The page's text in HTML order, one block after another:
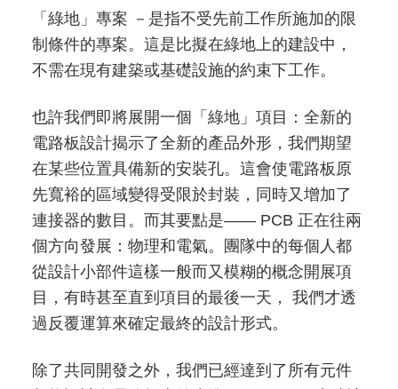
「綠地」專案 －是指不受先前工作所施加的限
制條件的專案。這是比擬在綠地上的建設中，
不需在現有建築或基礎設施的約束下工作。
也許我們即將展開一個「綠地」項目：全新的
電路板設計揭示了全新的產品外形，我們期望
在某些位置具備新的安裝孔。這會使電路板原
先寬裕的區域變得受限於封裝，同時又增加了
連接器的數目。而其要點是—— PCB 正在往兩
個方向發展：物理和電氣。團隊中的每個人都
從設計小部件這樣一般而又模糊的概念開展項
目，有時甚至直到項目的最後一天， 我們才透
過反覆運算來確定最終的設計形式。
除了共同開發之外，我們已經達到了所有元件